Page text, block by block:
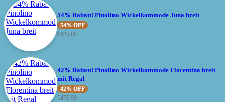
54% Rabatt! Pinolino Wickelkommode Juna breit
54% OFF
€825.00
42% Rabatt! Pinolino Wickelkommode Florentina breit
mit Regal
42% OFF
€476.99